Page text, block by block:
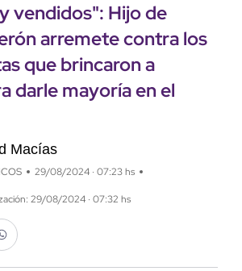
vendidos": Hijo de
arremete contra los
que brincaron a
darle mayoría en el
Macías
29/08/2024 · 07:23 hs
29/08/2024 · 07:32 hs